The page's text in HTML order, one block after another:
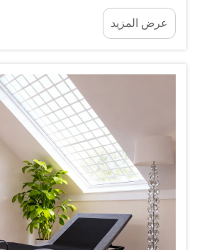
الوسائد فقط لدعم الرأس، لكنهم
الحقيقي للوسائد المريحة من الناحية
التكيُّف مع انحناءة الرقبة
عرض المزيد